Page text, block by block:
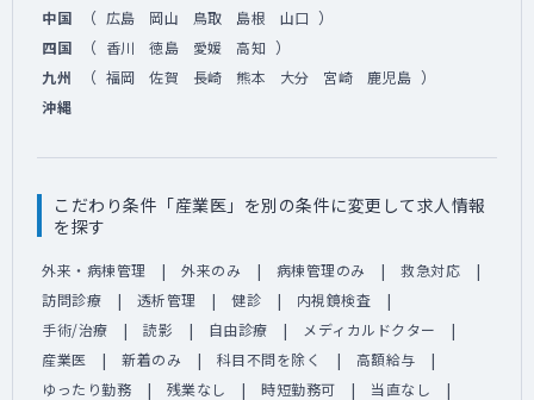
中国 （ 広島 岡山 鳥取 島根 山口 ）
四国 （ 香川 徳島 愛媛 高知 ）
九州 （ 福岡 佐賀 長崎 熊本 大分 宮崎 鹿児島 ）
沖縄
こだわり条件「産業医」を別の条件に変更して求人情報
を探す
外来・病棟管理 外来のみ 病棟管理のみ
救急対応
訪問診療
透析管理 健診
内視鏡検査
手術/治療
読影 自由診療
メディカルドクター
産業医
新着のみ 科目不問を除く
高額給与
ゆったり勤務
残業なし 時短勤務可
当直なし